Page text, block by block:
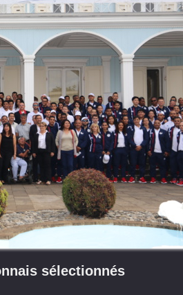
sélectionnés